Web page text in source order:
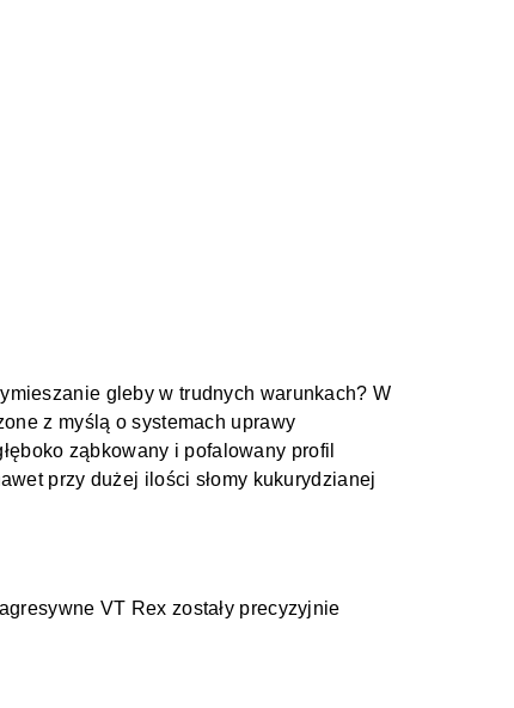
gleby w trudnych warunkach? W
z myślą o systemach uprawy
ząbkowany i pofalowany profil
przy dużej ilości słomy kukurydzianej
VT Rex zostały precyzyjnie